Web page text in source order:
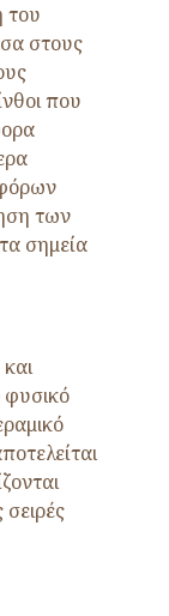
του
στους
που
των
σημεία
φυσικό